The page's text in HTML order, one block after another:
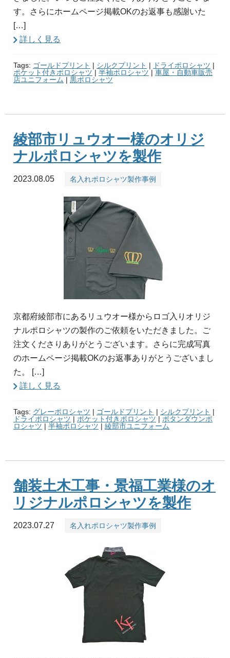
す。さらにホームページ掲載OKのお返事も感謝いた
[…]
詳しく見る
Tags: ゴールドプリント | シルクプリント | ドライポロシャツ |
ポケット付きポロシャツ | 半袖ポロシャツ | 車屋・自動車販売
店ユニフォーム | 黒ポロシャツ
綾部市リュウオー様のオリジ
ナルポロシャツを製作
2023.08.05 名入れポロシャツ製作事例
京都府綾部市にあるリュウオー様からロゴ入りオリジ
ナルポロシャツの製作のご依頼をいただきました。ご
注文くださりありがとうございます。さらに完成写真
のホームページ掲載OKのお返事ありがとうございまし
た。 […]
詳しく見る
Tags: グレーポロシャツ | ゴールドプリント | シルクプリント |
ドライポロシャツ | ポケット付きポロシャツ | ボタンダウンポ
ロシャツ | 半袖ポロシャツ | 綾部市ユニフォーム
舗装土木工事・景福工業様のオ
リジナルポロシャツを製作
2023.07.27 名入れポロシャツ製作事例